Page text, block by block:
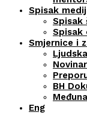
Spisak
Spisak
Spisak
Smjernice i
BH
Eng